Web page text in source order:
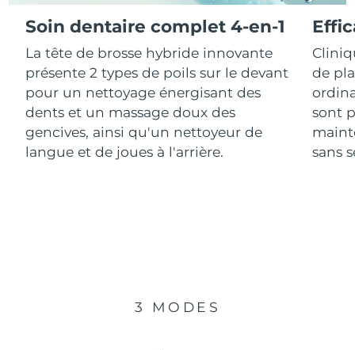
Soin dentaire complet 4-en-1
La tête de brosse hybride innovante
présente 2 types de poils sur le devant
pour un nettoyage énergisant des
dents et un massage doux des
gencives, ainsi qu'un nettoyeur de
langue et de joues à l'arrière.
de
sont
sans
3 MODES
R.A.S. chinoise de
Macao
Malaisie Livraison estimée 8/11/26
Malte Livraison estimée 8/8/26
Mexique
Livraison estimée